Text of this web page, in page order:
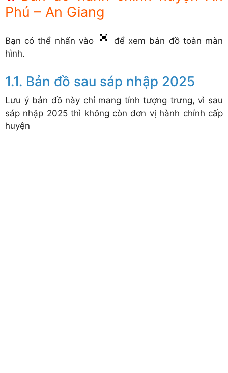
Phú – An Giang
Bạn có thể nhấn vào
để xem bản đồ toàn màn
hình.
Bản đồ sau sáp nhập 2025
Lưu ý bản đồ này chỉ mang tính tượng trưng, vì sau
sáp nhập 2025 thì không còn đơn vị hành chính cấp
huyện